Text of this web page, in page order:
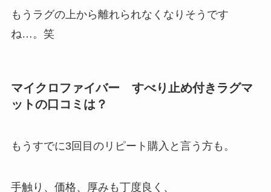
もうラグの上から離れられなくなりそうです
ね…。笑
マイクロファイバー すべり止め付きラグマ
ットの口コミは？
もうすでに3回目のリピート購入と言う方も。
手触り、価格、厚みも丁度良く、